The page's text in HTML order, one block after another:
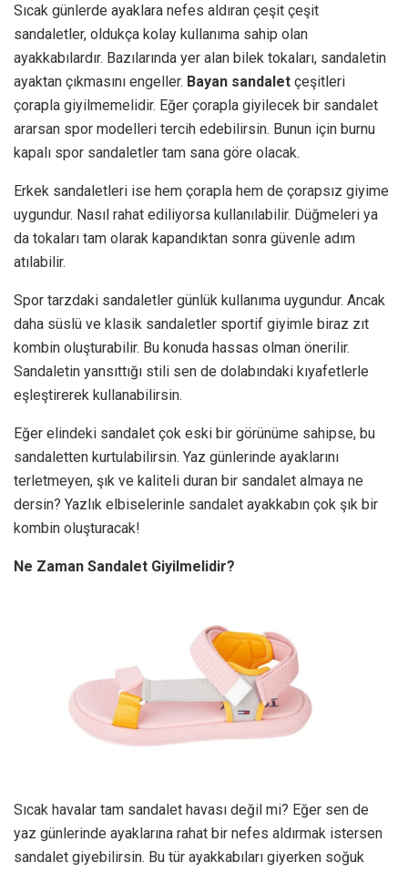
Sıcak günlerde ayaklara nefes aldıran çeşit çeşit
sandaletler, oldukça kolay kullanıma sahip olan
ayakkabılardır. Bazılarında yer alan bilek tokaları, sandaletin
ayaktan çıkmasını engeller. Bayan sandalet çeşitleri
çorapla giyilmemelidir. Eğer çorapla giyilecek bir sandalet
ararsan spor modelleri tercih edebilirsin. Bunun için burnu
kapalı spor sandaletler tam sana göre olacak.
Erkek sandaletleri ise hem çorapla hem de çorapsız giyime
uygundur. Nasıl rahat ediliyorsa kullanılabilir. Düğmeleri ya
da tokaları tam olarak kapandıktan sonra güvenle adım
atılabilir.
Spor tarzdaki sandaletler günlük kullanıma uygundur. Ancak
daha süslü ve klasik sandaletler sportif giyimle biraz zıt
kombin oluşturabilir. Bu konuda hassas olman önerilir.
Sandaletin yansıttığı stili sen de dolabındaki kıyafetlerle
eşleştirerek kullanabilirsin.
Eğer elindeki sandalet çok eski bir görünüme sahipse, bu
sandaletten kurtulabilirsin. Yaz günlerinde ayaklarını
terletmeyen, şık ve kaliteli duran bir sandalet almaya ne
dersin? Yazlık elbiselerinle sandalet ayakkabın çok şık bir
kombin oluşturacak!
Ne Zaman Sandalet Giyilmelidir?
Sıcak havalar tam sandalet havası değil mi? Eğer sen de
yaz günlerinde ayaklarına rahat bir nefes aldırmak istersen
sandalet giyebilirsin. Bu tür ayakkabıları giyerken soğuk